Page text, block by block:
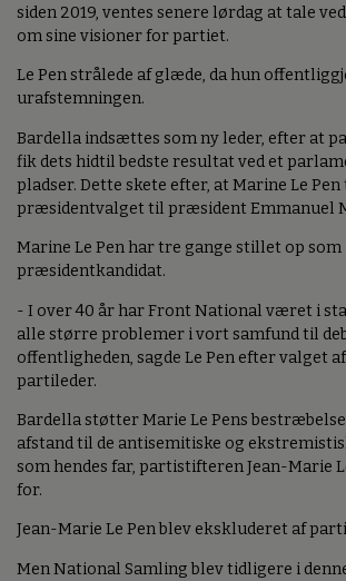
siden 2019, ventes senere lørdag at tale
om sine visioner for partiet.
Le Pen strålede af glæde, da hun
urafstemningen.
Bardella indsættes som ny leder, efter at
fik dets hidtil bedste resultat ved et
pladser. Dette skete efter, at Marine Le Pen
præsidentvalget til præsident Emmanuel
Marine Le Pen har tre gange stillet op som
præsidentkandidat.
- I over 40 år har Front National været i
alle større problemer i vort samfund til
offentligheden, sagde Le Pen efter valget
partileder.
Bardella støtter Marie Le Pens
afstand til de antisemitiske og
som hendes far, partistifteren Jean-Marie
for.
Jean-Marie Le Pen blev ekskluderet af
Men National Samling blev tidligere i